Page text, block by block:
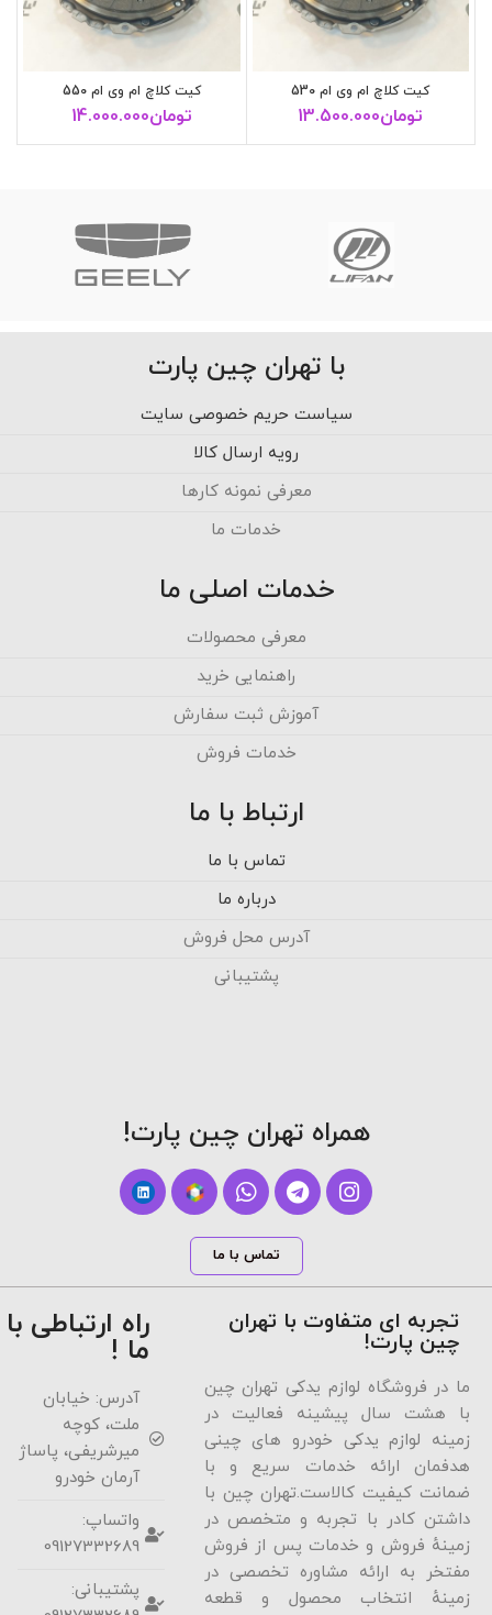
کیت کلاچ ام وی ام 530
تومان13.500.000
کیت کلاچ ام وی ام 550
تومان14.000.000
با تهران چین پارت
سیاست حریم خصوصی سایت
رویه ارسال کالا
معرفی نمونه کارها
خدمات ما
خدمات اصلی ما
معرفی محصولات
راهنمایی خرید
آموزش ثبت سفارش
خدمات فروش
ارتباط با ما
تماس با ما
درباره ما
آدرس محل فروش
پشتیبانی
همراه تهران چین پارت!
تماس با ما
تجربه ای متفاوت با تهران
چین پارت!
ما در فروشگاه لوازم یدکی تهران چین
با هشت سال پیشینه فعالیت در
زمینه لوازم یدکی خودرو های چینی
هدفمان ارائه خدمات سریع و با
ضمانت کیفیت کالاست.تهران چین با
داشتن کادر با تجربه و متخصص در
زمینهٔ فروش و خدمات پس از فروش
مفتخر به ارائه مشاوره تخصصی در
زمینهٔ انتخاب محصول و قطعه
راه ارتباطی با
ما !
آدرس: خیابان
ملت، کوچه
میرشریفی، پاساژ
آرمان خودرو
واتساپ:
09127332689
پشتیبانی: